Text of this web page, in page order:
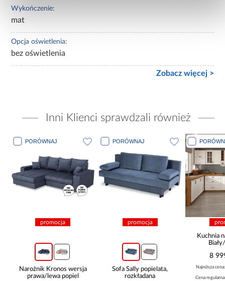
Wykończenie:
mat
Opcja oświetlenia:
bez oświetlenia
Zobacz więcej >
Inni Klienci sprawdzali również
PORÓWNAJ
promocja
Narożnik Kronos wersja
prawa/lewa popiel
PORÓWNAJ
promocja
Sofa Sally popielata,
rozkładana
Kuchnia
8
Najniższa
Cena